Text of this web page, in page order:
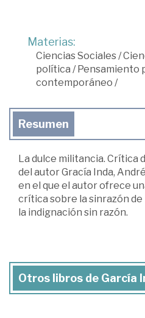
Materias:
Ciencias Sociales /
política /Pensamiento
contemporáneo /
Resumen
La dulce militancia. Crítica
del autor Gracía Inda,
en el que el autor ofrece
crítica sobre la sinrazón
la indignación sin razón.
Otros libros de García